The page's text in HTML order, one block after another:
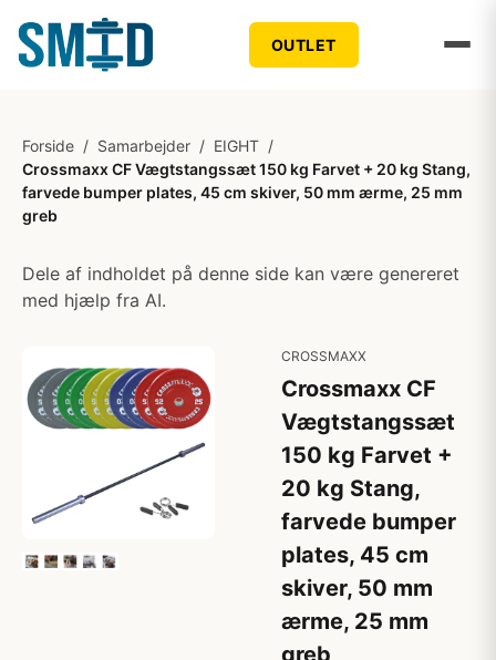
OUTLET
Forside / Samarbejder / EIGHT /
Crossmaxx CF Vægtstangssæt 150 kg Farvet + 20 kg Stang,
farvede bumper plates, 45 cm skiver, 50 mm ærme, 25 mm
greb
Dele af indholdet på denne side kan være genereret
med hjælp fra AI.
CROSSMAXX
Crossmaxx CF
Vægtstangssæt
150 kg Farvet +
20 kg Stang,
farvede bumper
plates, 45 cm
skiver, 50 mm
ærme, 25 mm
greb